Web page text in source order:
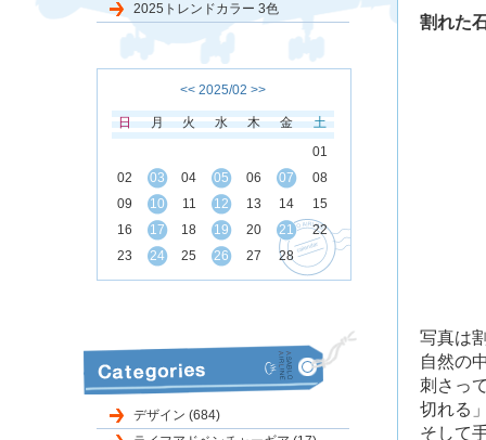
2025トレンドカラー 3色
<< 2025/02 >>
日 月 火 水 木 金
土
01
02
03 04 05 06 07
08
09
10 11 12 13 14
15
16
17 18 19 20 21
22
23
24 25 26 27 28
デザイン (684)
割れた
写真は
自然の
刺さっ
切れる
そして